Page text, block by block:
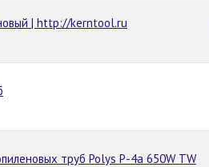
| http://kerntool.ru
труб Polys P-4a 650W TW